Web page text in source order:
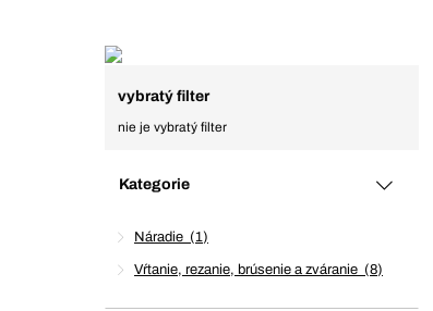
vybratý filter
nie je vybratý filter
Kategorie
Náradie 1
Vŕtanie, rezanie, brúsenie a zváranie 8